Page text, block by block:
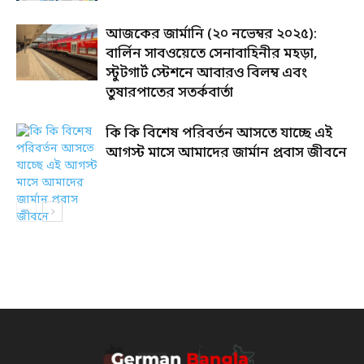
আজকের জার্মানি (২০ নভেম্বর ২০২৫):
বার্লিন সাবওয়েতে সেনাবাহিনীর মহড়া,
স্টুটগার্ট স্টেশনে আবারও বিলম্ব এবং
তুষারপাতের সতর্কবার্তা
কি কি বিশেষ পরিবর্তন আসতে যাচ্ছে এই
আগস্ট মাসে আমাদের জার্মান প্রবাস জীবনে